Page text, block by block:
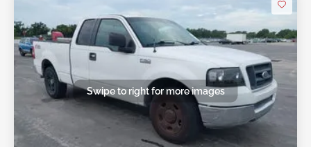
Swipe to right for more images